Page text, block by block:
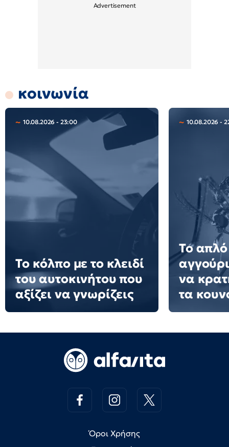
κοινωνία
10.08.2026 - 23:00
Το κόλπο με το κλειδί
του αυτοκινήτου που
αξίζει να γνωρίζεις
10.08.2026 -
Το
να
τα
Όροι Χρήσης